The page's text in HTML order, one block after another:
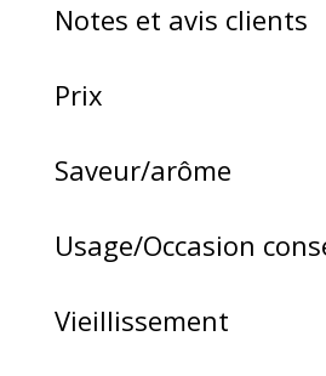
Notes et avis clients
Prix
Saveur/arôme
Usage/Occasion
Vieillissement